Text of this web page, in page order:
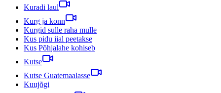
Kuradi laul
Kurg ja konn
Kurgid sulle raha mulle
Kus pidu iial peetakse
Kus Põhjalahe kohiseb
Kutse
Kutse Guatemaalasse
Kuujõgi